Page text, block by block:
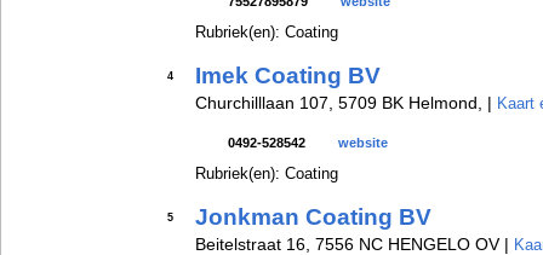
Rubriek(en): Coating
4 Imek Coating BV
Churchilllaan 107, 5709 BK Helmond, | Kaart
0492-528542 website
Rubriek(en): Coating
5 Jonkman Coating BV
Beitelstraat 16, 7556 NC HENGELO OV |